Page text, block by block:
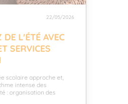
22/05/2026
DE L'ÉTÉ AVEC
SERVICES
scolaire approche et,
intense des
: organisation des